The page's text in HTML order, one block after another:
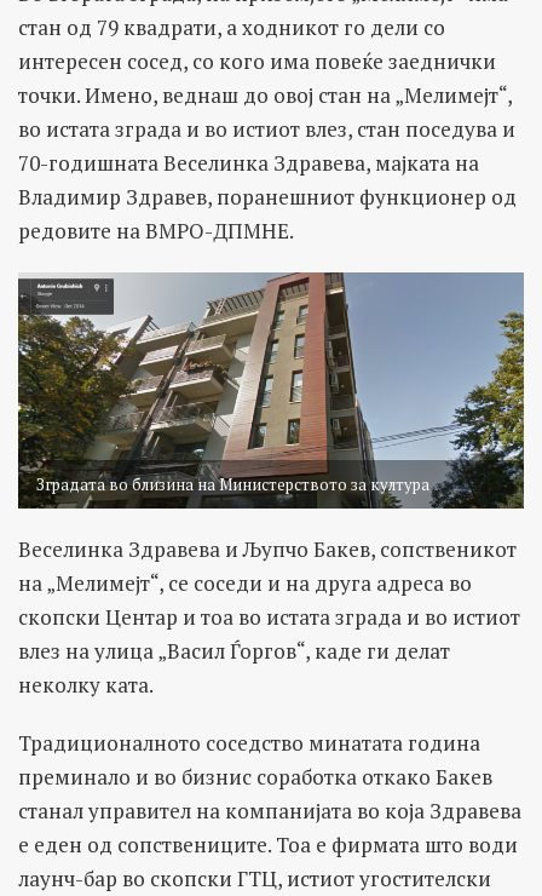
стан од 79 квадрати, а ходникот го дели со
интересен сосед, со кого има повеќе заеднички
точки. Имено, веднаш до овој стан на „Мелимејт“,
во истата зграда и во истиот влез, стан поседува и
70-годишната Веселинка Здравева, мајката на
Владимир Здравев, поранешниот функционер од
редовите на ВМРО-ДПМНЕ.
Зградата во близина на Министерството за култура
Веселинка Здравева и Љупчо Бакев, сопственикот
на „Мелимејт“, се соседи и на друга адреса во
скопски Центар и тоа во истата зграда и во истиот
влез на улица „Васил Ѓоргов“, каде ги делат
неколку ката.
Традиционалното соседство минатата година
преминало и во бизнис соработка откако Бакев
станал управител на компанијата во која Здравева
е еден од сопствениците. Тоа е фирмата што води
лаунч-бар во скопски ГТЦ, истиот угостителски